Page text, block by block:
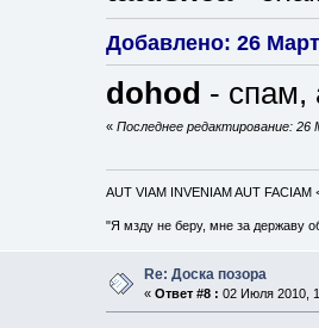
Добавлено: 26
dohod - спам,
« Последнее редактирование:
AUT VIAM INVENIAM AUT FACIAM
"Я мзду не беру, мне за державу
Re: Доска позора
« Ответ #8 : 02 Июля 2010,